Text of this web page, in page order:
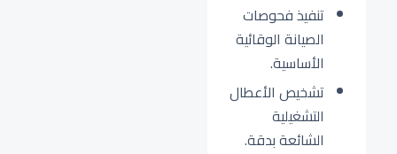
تنفيذ فحوصات
الصيانة الوقائية
الأساسية.
تشخيص الأعطال
التشغيلية
الشائعة بدقة.